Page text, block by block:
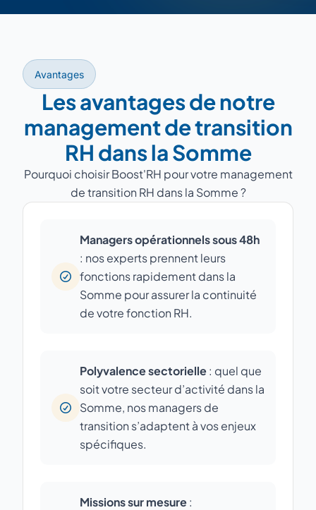
Avantages
Les avantages de notre
management de transition
RH dans la Somme
Pourquoi choisir Boost'RH pour votre management
de transition RH dans la Somme ?
Managers opérationnels sous 48h
: nos experts prennent leurs
fonctions rapidement dans la
Somme pour assurer la continuité
de votre fonction RH.
Polyvalence sectorielle: quel que
soit votre secteur d’activité dans la
Somme, nos managers de
transition s’adaptent à vos enjeux
spécifiques.
Missions sur mesure: